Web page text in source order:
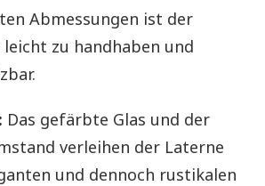
Abmessungen ist der
zu handhaben und
Das gefärbte Glas und der
verleihen der Laterne
und dennoch rustikalen